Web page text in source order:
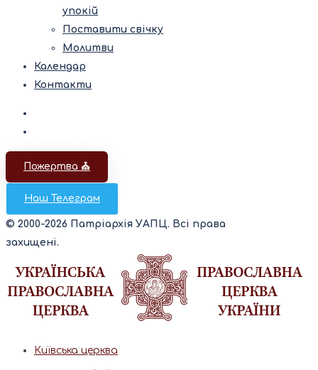
упокій
Поставити свічку
Молитви
Календар
Контакти
Пожертва ⛪️
Наш Телеграм
© 2000-2026 Патріархія УАПЦ. Всі права
захищені.
Київська церква